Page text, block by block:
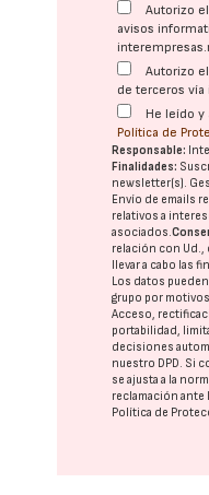
Autorizo
avisos
Autorizo
de terceros
He leído
Política de
Responsable:
Finalidades:
newsletter(s).
Envío de emails
relativos a
asociados.
relación con Ud.,
llevar a cabo las
Los datos
grupo por
Acceso,
portabilidad,
decisiones
nuestro DPD. Si
se ajusta a la
reclamación ante
Política de